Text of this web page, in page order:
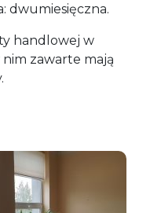
dwumiesięczna.
handlowej w
nim zawarte mają